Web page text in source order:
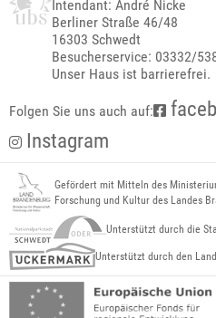
Intendant: André Nicke
Berliner Straße 46/48
16303 Schwedt
Besucherservice: 03332/
Unser Haus ist barrierefrei.
Folgen Sie uns auch auf:
Instagram
Gefördert mit Mitteln des
Forschung und Kultur des Landes
Unterstützt durch die
Unterstützt durch den